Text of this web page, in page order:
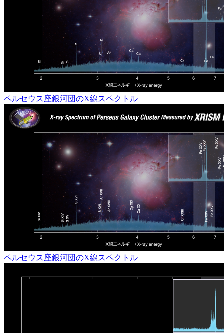
ペルセウス座銀河団のX線スペクトル
ペルセウス座銀河団のX線スペクトル